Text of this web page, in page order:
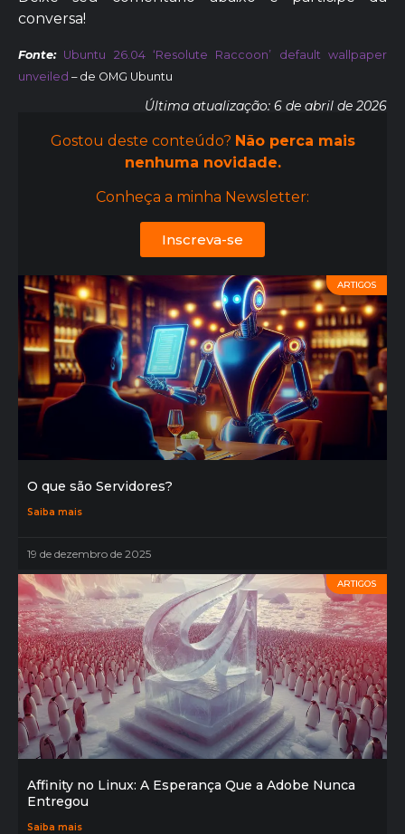
conversa!
Fonte: Ubuntu 26.04 ‘Resolute Raccoon’ default wallpaper
unveiled – de OMG Ubuntu
Última atualização: 6 de abril de 2026
Gostou deste conteúdo? Não perca mais
nenhuma novidade.
Conheça a minha Newsletter:
Inscreva-se
ARTIGOS
O que são Servidores?
Saiba mais
19 de dezembro de 2025
ARTIGOS
Affinity no Linux: A Esperança Que a Adobe Nunca
Entregou
Saiba mais